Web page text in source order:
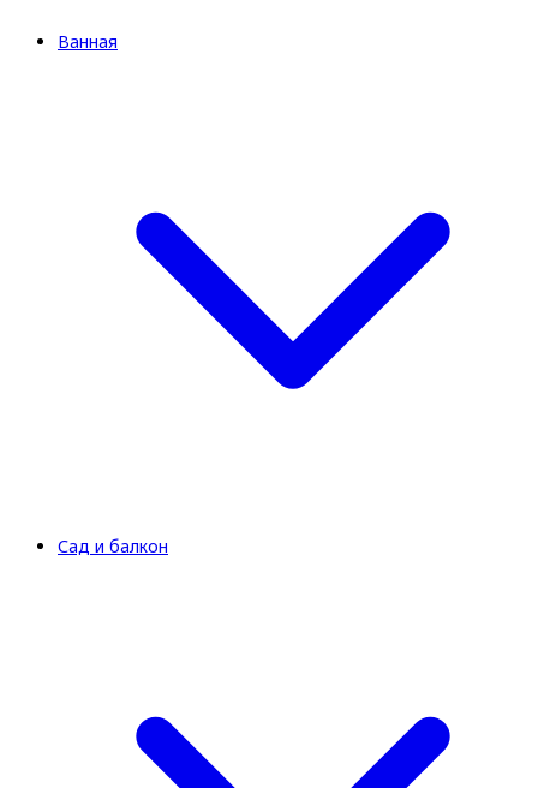
Ванная
Сад и балкон